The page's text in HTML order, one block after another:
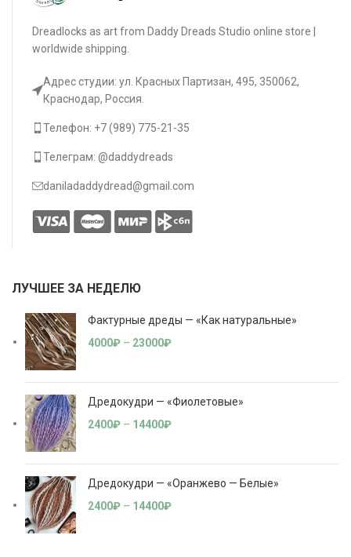
Dreadlocks as art from Daddy Dreads Studio online store |
worldwide shipping.
Адрес студии: ул. Красных Партизан, 495, 350062,
Краснодар, Россия.
Телефон: +7 (989) 775-21-35
Телеграм: @daddydreads
daniladaddydread@gmail.com
ЛУЧШЕЕ ЗА НЕДЕЛЮ
Фактурные дреды — «Как натуральные»
4000₽ – 23000₽
Дредокудри — «Фиолетовые»
2400₽ – 14400₽
Дредокудри — «Оранжево — Белые»
2400₽ – 14400₽